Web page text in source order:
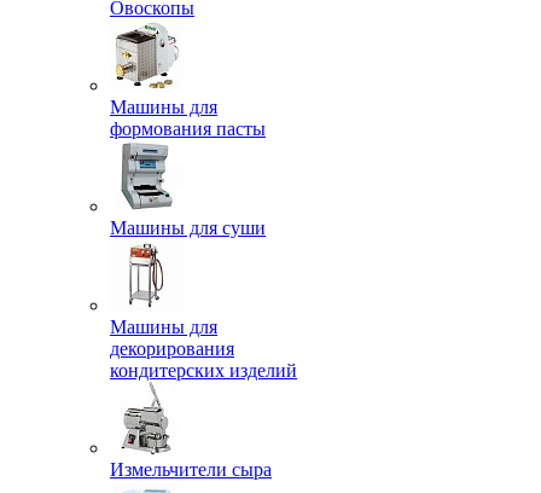
Овоскопы
Машины для
формования пасты
Машины для суши
Машины для
декорирования
кондитерских изделий
Измельчители сыра